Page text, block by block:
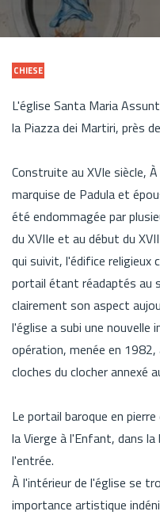
CHIESE
L'église Santa Maria
la Piazza dei Martiri, près
Construite au XVIe siècle,
marquise de Padula et
été endommagée par
du XVIIe et au début du
qui suivit, l'édifice religieux
portail étant réadaptés au
clairement son aspect
l'église a subi une nouvelle
opération, menée en 1982,
cloches du clocher
Le portail baroque en
la Vierge à l'Enfant, dans
l'entrée.
À l'intérieur de l'église se
importance artistique